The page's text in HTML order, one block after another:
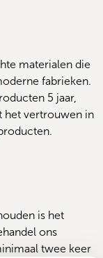
materialen die
fabrieken.
5 jaar,
het vertrouwen in
is het
ons
twee keer